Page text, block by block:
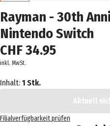
Rayman - 30th
Nintendo Switch
CHF 34.95
inkl. MwSt.
Inhalt: 1 Stk.
Aktuell
Filialverfügbarkeit prüfen